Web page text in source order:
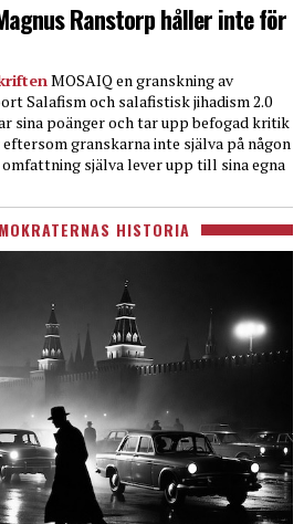
Ranstorp håller inte för
MOSAIQ en granskning av
Salafism och salafistisk jihadism 2.0
sina poänger och tar upp befogad kritik
granskarna inte själva på någon
själva lever upp till sina egna
HISTORIA